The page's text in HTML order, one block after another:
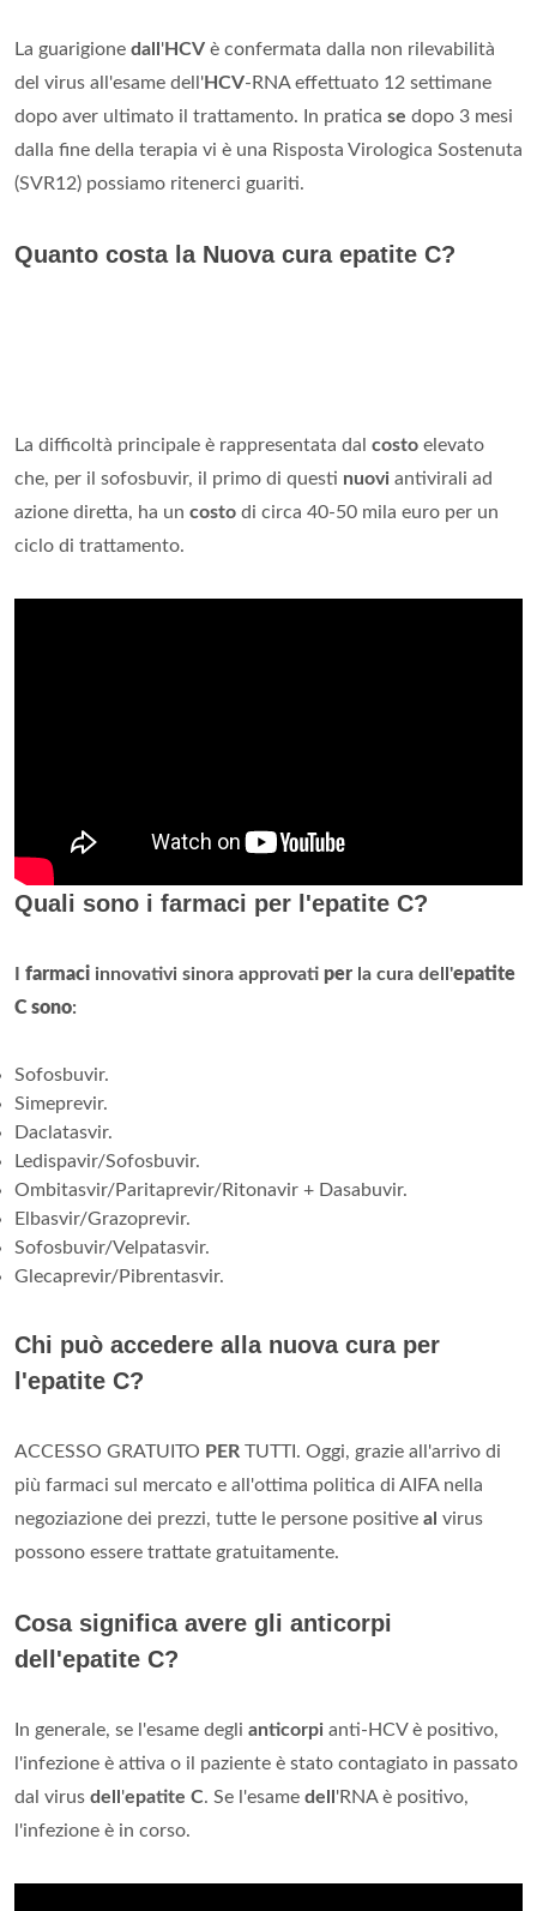
La guarigione dall 'HCV è confermata dalla non rilevabilità
del virus all'esame dell'HCV-RNA effettuato 12 settimane
dopo aver ultimato il trattamento. In pratica se dopo 3 mesi
dalla fine della terapia vi è una Risposta Virologica Sostenuta
(SVR12) possiamo ritenerci guariti.
Quanto costa la Nuova cura epatite C?
La difficoltà principale è rappresentata dal costo elevato
che, per il sofosbuvir, il primo di questi nuovi antivirali ad
azione diretta, ha un costo di circa 40-50 mila euro per un
ciclo di trattamento.
Quali sono i farmaci per l'epatite C?
farmaci innovativi sinora approvati per la cura dell'epatite
C sono:
Sofosbuvir.
Simeprevir.
Daclatasvir.
Ledispavir/Sofosbuvir.
Ombitasvir/Paritaprevir/Ritonavir + Dasabuvir.
Elbasvir/Grazoprevir.
Sofosbuvir/Velpatasvir.
Glecaprevir/Pibrentasvir.
Chi può accedere alla nuova cura per
l'epatite C?
ACCESSO GRATUITO PER TUTTI. Oggi, grazie all'arrivo di
più farmaci sul mercato e all'ottima politica di AIFA nella
negoziazione dei prezzi, tutte le persone positive al virus
possono essere trattate gratuitamente.
Cosa significa avere gli anticorpi
dell'epatite C?
In generale, se l'esame degli anticorpi anti-HCV è positivo,
l'infezione è attiva o il paziente è stato contagiato in passato
dal virus dell 'epatite C. Se l'esame dell 'RNA è positivo,
l'infezione è in corso.